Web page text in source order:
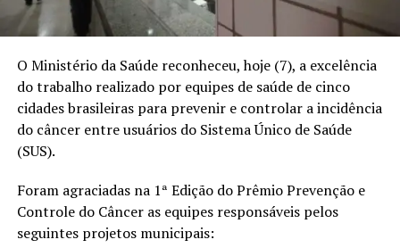
O Ministério da Saúde reconheceu, hoje (7), a excelência
do trabalho realizado por equipes de saúde de cinco
cidades brasileiras para prevenir e controlar a incidência
do câncer entre usuários do Sistema Único de Saúde
(SUS).
Foram agraciadas na 1ª Edição do Prêmio Prevenção e
Controle do Câncer as equipes responsáveis pelos
seguintes projetos municipais: